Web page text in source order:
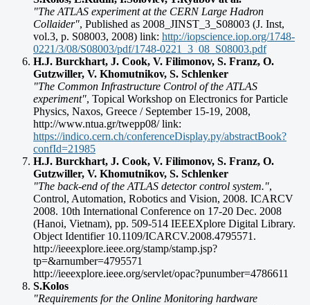
"The ATLAS experiment at the CERN Large Hadron
Collaider", Published as 2008_JINST_3_S08003 (J. Inst,
vol.3, p. S08003, 2008) link: http://iopscience.iop.org/1748-
0221/3/08/S08003/pdf/1748-0221_3_08_S08003.pdf
H.J. Burckhart, J. Cook, V. Filimonov, S. Franz, O.
Gutzwiller, V. Khomutnikov, S. Schlenker
"The Common Infrastructure Control of the ATLAS
experiment", Topical Workshop on Electronics for Particle
Physics, Naxos, Greece / September 15-19, 2008,
http://www.ntua.gr/twepp08/ link:
https://indico.cern.ch/conferenceDisplay.py/abstractBook?
confId=21985
H.J. Burckhart, J. Cook, V. Filimonov, S. Franz, O.
Gutzwiller, V. Khomutnikov, S. Schlenker
"The back-end of the ATLAS detector control system.",
Control, Automation, Robotics and Vision, 2008. ICARCV
2008. 10th International Conference on 17-20 Dec. 2008
(Hanoi, Vietnam), pp. 509-514 IEEEXplore Digital Library.
Object Identifier 10.1109/ICARCV.2008.4795571.
http://ieeexplore.ieee.org/stamp/stamp.jsp?
tp=&arnumber=4795571
http://ieeexplore.ieee.org/servlet/opac?punumber=4786611
S.Kolos
"Requirements for the Online Monitoring hardware